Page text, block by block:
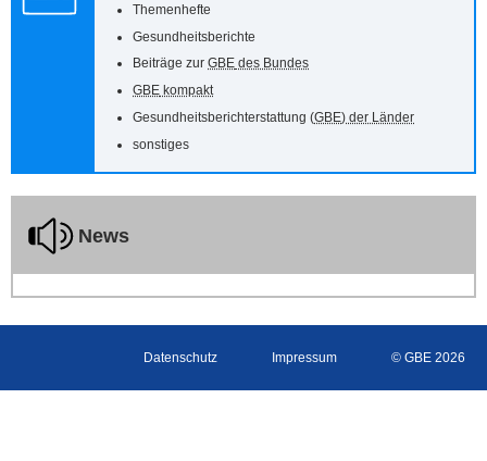
Themenhefte
Gesundheitsberichte
Beiträge zur GBE des Bundes
GBE kompakt
Gesundheitsberichterstattung (GBE) der Länder
sonstiges
News
Datenschutz Impressum © GBE 2026